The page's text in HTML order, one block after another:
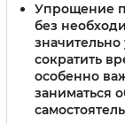
Упрощение
без
значительно
сократить
особенно
заниматься